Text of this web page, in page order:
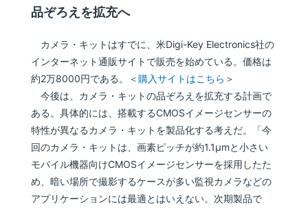
品ぞろえを拡充へ
カメラ・キットはすでに、米Digi-Key Electronics社の
インターネット通販サイトで販売を始めている。価格は
約2万8000円である。＜購入サイトはこちら ＞
今後は、カメラ・キットの品ぞろえを拡充する計画で
ある。具体的には、搭載するCMOSイメージセンサーの
特性が異なるカメラ・キットを製品化する考えだ。「今
回のカメラ・キットは、画素ピッチが約1.1μmと小さい
モバイル機器向けCMOSイメージセンサーを採用したた
め、暗い場所で撮影するケースが多い監視カメラなどの
アプリケーションには最適とはいえない。次期製品で